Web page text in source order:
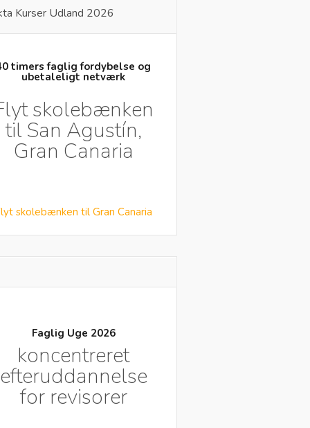
Kurser Udland 2026
timers faglig fordybelse og
ubetaleligt netværk
skolebænken
til San Agustín,
Gran Canaria
skolebænken til Gran Canaria
Faglig Uge 2026
koncentreret
efteruddannelse
for revisorer